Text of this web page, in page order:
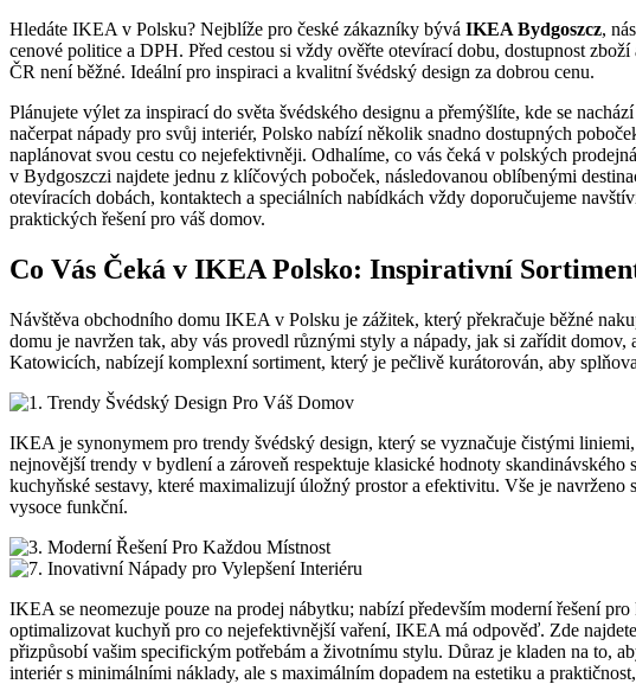
Hledáte IKEA v Polsku? Nejblíže pro české zákazníky bývá IKEA Bydgoszcz,
cenové politice a DPH. Před cestou si vždy ověřte otevírací dobu, dostupnost
ČR není běžné. Ideální pro inspiraci a kvalitní švédský design za dobrou cenu.
Plánujete výlet za inspirací do světa švédského designu a přemýšlíte, kde se
načerpat nápady pro svůj interiér, Polsko nabízí několik snadno dostupných
naplánovat svou cestu co nejefektivněji. Odhalíme, co vás čeká v polských
v Bydgoszczi najdete jednu z klíčových poboček, následovanou oblíbenými
otevíracích dobách, kontaktech a speciálních nabídkách vždy doporučujeme
praktických řešení pro váš domov.
Co Vás Čeká v IKEA Polsko: Inspirativní
Návštěva obchodního domu IKEA v Polsku je zážitek, který překračuje běžné
domu je navržen tak, aby vás provedl různými styly a nápady, jak si zařídit
Katowicích, nabízejí komplexní sortiment, který je pečlivě kurátorován, aby
IKEA je synonymem pro trendy švédský design, který se vyznačuje čistými
nejnovější trendy v bydlení a zároveň respektuje klasické hodnoty
kuchyňské sestavy, které maximalizují úložný prostor a efektivitu. Vše je
vysoce funkční.
IKEA se neomezuje pouze na prodej nábytku; nabízí především moderní řešení
optimalizovat kuchyň pro co nejefektivnější vaření, IKEA má odpověď. Zde
přizpůsobí vašim specifickým potřebám a životnímu stylu. Důraz je kladen na to,
interiér s minimálními náklady, ale s maximálním dopadem na estetiku a